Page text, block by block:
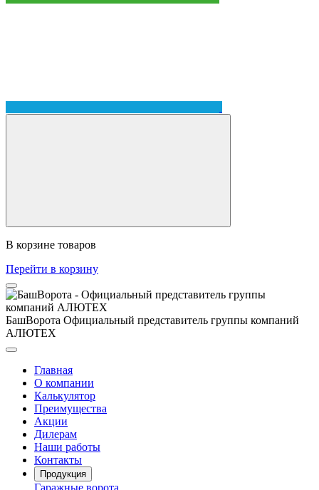
В корзине товаров
Перейти в корзину
БашВорота Официальный представитель группы компаний
АЛЮТЕХ
Главная
О компании
Калькулятор
Преимущества
Акции
Дилерам
Наши работы
Контакты
Продукция
Гаражные ворота